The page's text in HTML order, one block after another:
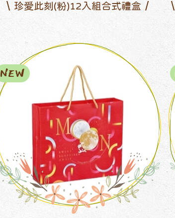
珍愛此刻(粉)12入組合式禮盒
NEW